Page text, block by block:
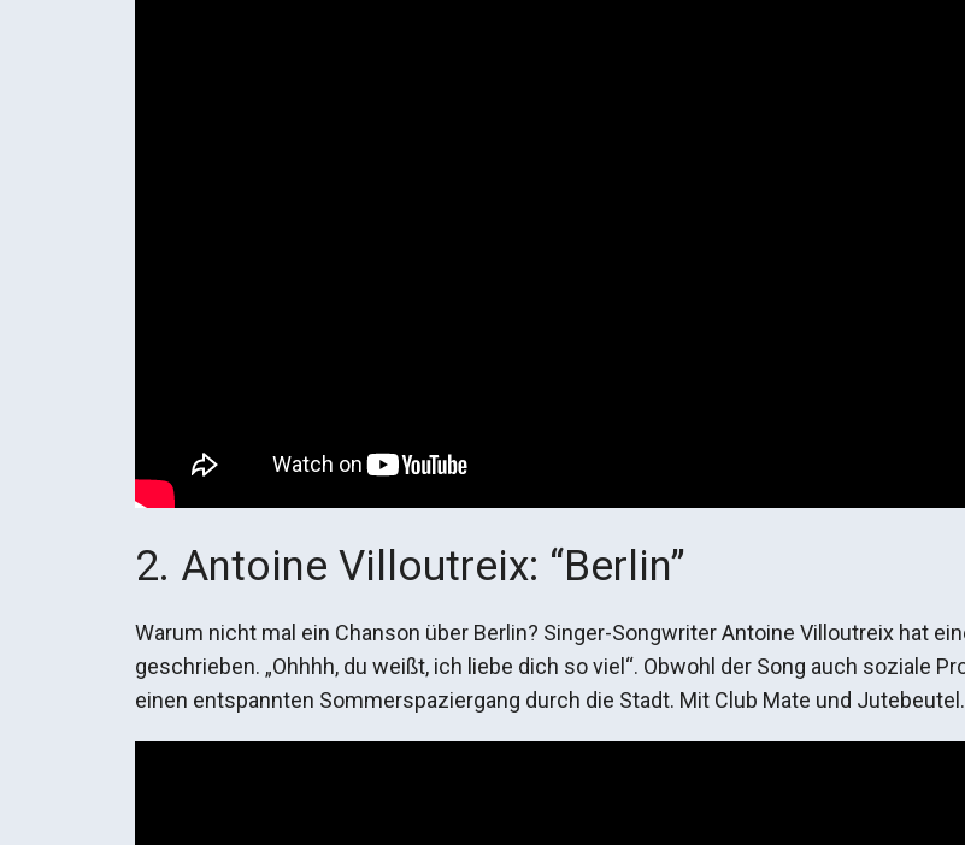
2. Antoine Villoutreix: “Berlin”
Warum nicht mal ein Chanson über Berlin? Singer-Songwriter Antoine Villoutreix hat
geschrieben. „Ohhhh, du weißt, ich liebe dich so viel“. Obwohl der Song auch soziale
einen entspannten Sommerspaziergang durch die Stadt. Mit Club Mate und